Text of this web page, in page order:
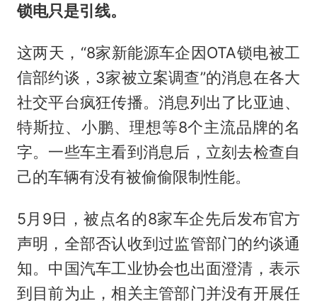
锁电只是引线。
这两天，“8家新能源车企因OTA锁电被工
信部约谈，3家被立案调查”的消息在各大
社交平台疯狂传播。消息列出了比亚迪、
特斯拉、小鹏、理想等8个主流品牌的名
字。一些车主看到消息后，立刻去检查自
己的车辆有没有被偷偷限制性能。
5月9日，被点名的8家车企先后发布官方
声明，全部否认收到过监管部门的约谈通
知。中国汽车工业协会也出面澄清，表示
到目前为止，相关主管部门并没有开展任